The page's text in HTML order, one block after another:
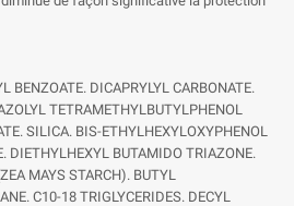
BENZOATE. DICAPRYLYL CARBONATE.
TETRAMETHYLBUTYLPHENOL
SILICA. BIS-ETHYLHEXYLOXYPHENOL
DIETHYLHEXYL BUTAMIDO TRIAZONE.
MAYS STARCH). BUTYL
C10-18 TRIGLYCERIDES. DECYL